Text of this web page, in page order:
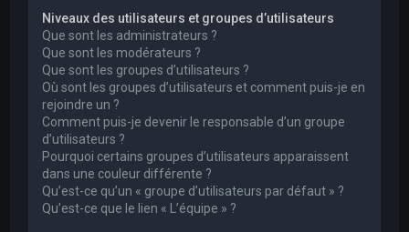
Niveaux des utilisateurs et groupes d’utilisateurs
Que sont les administrateurs ?
Que sont les modérateurs ?
Que sont les groupes d’utilisateurs ?
Où sont les groupes d’utilisateurs et comment puis-je en
rejoindre un ?
Comment puis-je devenir le responsable d’un groupe
d’utilisateurs ?
Pourquoi certains groupes d’utilisateurs apparaissent
dans une couleur différente ?
Qu’est-ce qu’un « groupe d’utilisateurs par défaut » ?
Qu’est-ce que le lien « L’équipe » ?